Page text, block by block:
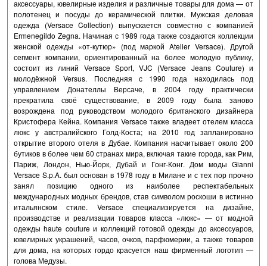
аксессуары, ювелирные изделия и различные товары для дома — от
полотенец и посуды до керамической плитки. Мужская деловая
одежда (Versace Collection) выпускается совместно с компанией
Ermenegildo Zegna. Начиная с 1989 года также создаются коллекции
женской одежды «от-кутюр» (под маркой Atelier Versace). Другой
сегмент компании, ориентированный на более молодую публику,
состоит из линий Versace Sport, VJC (Versace Jeans Couture) и
молодёжной Versus. Последняя с 1990 года находилась под
управлением Донателлы Версаче, в 2004 году практически
прекратила своё существование, в 2009 году была заново
возрождена под руководством молодого британского дизайнера
Кристофера Кейна. Компания Versace также владеет отелем класса
люкс у австралийского Голд-Коста; на 2010 год запланировано
открытие второго отеля в Дубае. Компания насчитывает около 200
бутиков в более чем 60 странах мира, включая такие города, как Рим,
Париж, Лондон, Нью-Йорк, Дубай и Гонг-Конг. Дом моды Gianni
Versace S.p.A. был основан в 1978 году в Милане и с тех пор прочно
занял позицию одного из наиболее респектабельных
международных модных брендов, став символом роскоши в истинно
итальянском стиле. Versace специализируется на дизайне,
производстве и реализации товаров класса «люкс» — от модной
одежды haute couture и коллекций готовой одежды до аксессуаров,
ювелирных украшений, часов, очков, парфюмерии, а также товаров
для дома, на которых гордо красуется наш фирменный логотип —
голова Медузы.